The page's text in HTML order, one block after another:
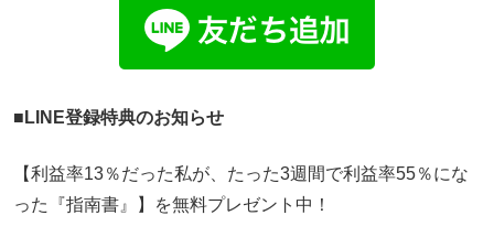
■LINE登録特典のお知らせ
【利益率13％だった私が、たった3週間で利益率55％にな
った『指南書』】を無料プレゼント中！